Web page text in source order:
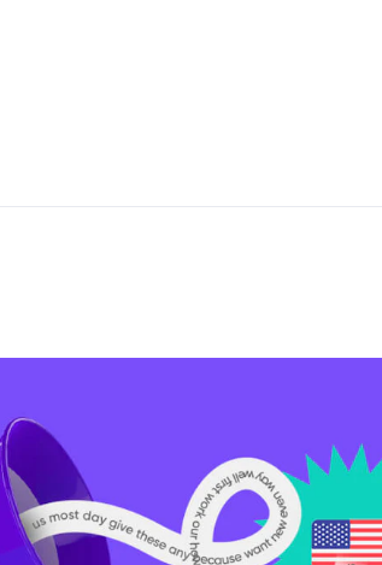
para dominar este idioma sin sufrir